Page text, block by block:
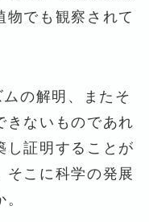
物でも観察されて
の解明、またそ
きないものであれ
し証明することが
そこに科学の発展